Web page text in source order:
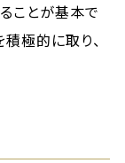
ことが基本で
極的に取り、